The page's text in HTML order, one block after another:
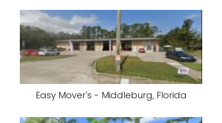
Easy Mover's - Middleburg, Florida